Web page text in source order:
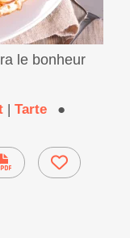
cette tarte
le bonheur
| Tarte
●